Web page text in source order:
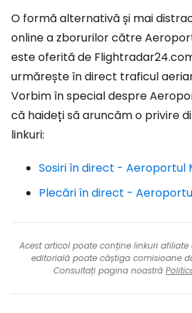
O formă alternativă și mai
online a zborurilor către
este oferită de
urmărește în direct traficul
Vorbim în special despre
că haideți să aruncăm o privire
linkuri:
Sosiri în direct - Aeroportul
Plecări în direct -
Acest articol poate conține linkuri
editorială poate câștiga comisioane
Consultați pagina noastră